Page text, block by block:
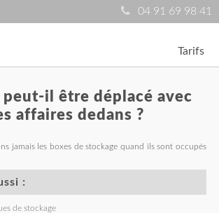
04 91 69 98 41
Tarifs
peut-il être déplacé avec
affaires dedans ?
jamais les boxes de stockage quand ils sont occupés
:
de stockage